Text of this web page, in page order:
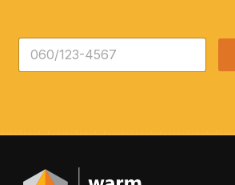
*